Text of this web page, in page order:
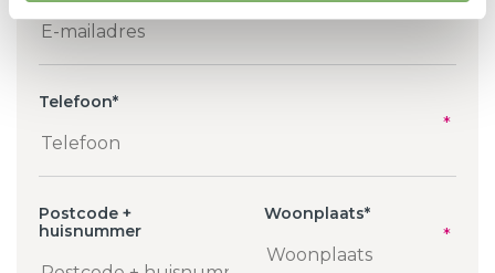
Telefoon*
Postcode +
huisnummer
Woonplaats*